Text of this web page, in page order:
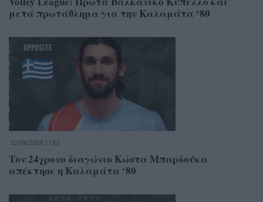
μετά πρωτάθλημα για την Καλαμάτα ‘80
22/06/2026 11:53
Τον 24χρονο διαγώνιο Κώστα Μπαρδούκα
απέκτησε η Καλαμάτα ‘80